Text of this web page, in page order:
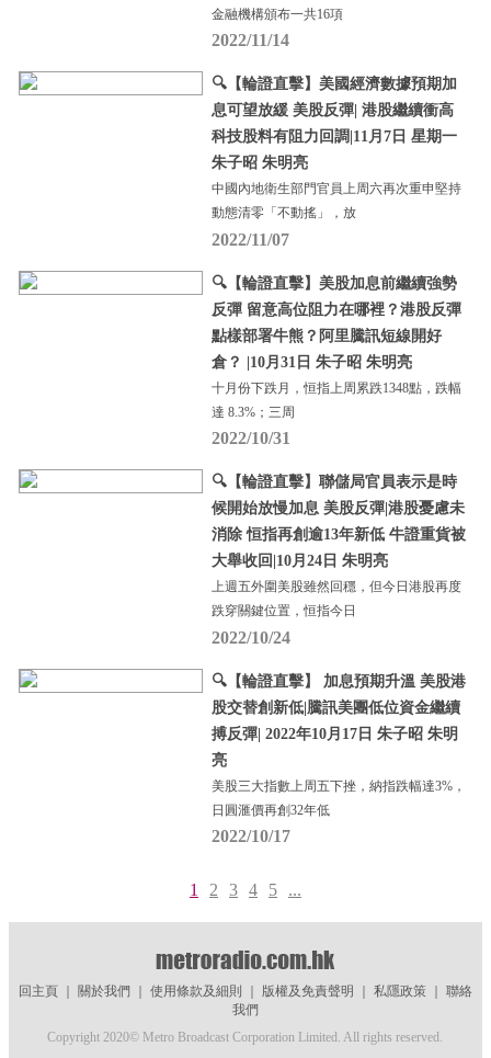
金融機構頒布一共16項
2022/11/14
🔍【輪證直擊】美國經濟數據預期加
息可望放緩 美股反彈| 港股繼續衝高
科技股料有阻力回調|11月7日 星期一
朱子昭 朱明亮
中國內地衛生部門官員上周六再次重申堅持
動態清零「不動搖」，放
2022/11/07
🔍【輪證直擊】美股加息前繼續強勢
反彈 留意高位阻力在哪裡？港股反彈
點樣部署牛熊？阿里騰訊短線開好
倉？ |10月31日 朱子昭 朱明亮
十月份下跌月，恒指上周累跌1348點，跌幅
達 8.3%；三周
2022/10/31
🔍【輪證直擊】聯儲局官員表示是時
候開始放慢加息 美股反彈|港股憂慮未
消除 恒指再創逾13年新低 牛證重貨被
大舉收回|10月24日 朱明亮
上週五外圍美股雖然回穩，但今日港股再度
跌穿關鍵位置，恒指今日
2022/10/24
🔍【輪證直擊】 加息預期升溫 美股港
股交替創新低|騰訊美團低位資金繼續
搏反彈| 2022年10月17日 朱子昭 朱明
亮
美股三大指數上周五下挫，納指跌幅達3%，
日圓滙價再創32年低
2022/10/17
1 2 3 4 5 ...
回主頁｜ 關於我們 使用條款及細則 版權及免責聲明 私隱政策｜ 聯絡
我們
Copyright 2020© Metro Broadcast Corporation Limited. All rights reserved.